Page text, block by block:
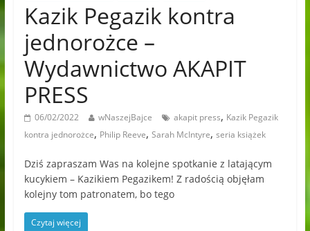
Kazik Pegazik kontra
jednorożce –
Wydawnictwo AKAPIT
PRESS
06/02/2022 wNaszejBajce akapit press, Kazik Pegazik
kontra jednorożce, Philip Reeve, Sarah McIntyre, seria książek
Dziś zapraszam Was na kolejne spotkanie z latającym
kucykiem – Kazikiem Pegazikem! Z radością objęłam
kolejny tom patronatem, bo tego
Czytaj więcej